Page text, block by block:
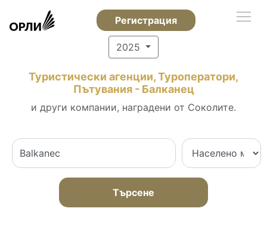
Регистрация
2025
Туристически агенции, Туроператори,
Пътувания - Балканец
и други компании, наградени от Соколите.
Търсене